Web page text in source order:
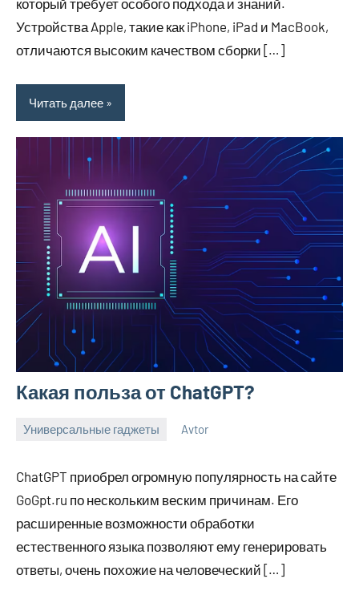
который требует особого подхода и знаний.
Устройства Apple, такие как iPhone, iPad и MacBook,
отличаются высоким качеством сборки […]
Читать далее
Какая польза от ChatGPT?
Универсальные гаджеты
2023
Avtor
ChatGPT приобрел огромную популярность на сайте
GoGpt.ru по нескольким веским причинам. Его
расширенные возможности обработки
естественного языка позволяют ему генерировать
ответы, очень похожие на человеческий […]